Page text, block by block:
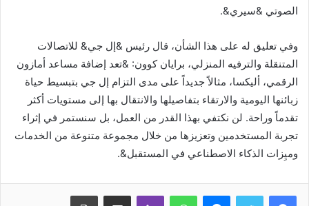
الصوتي &سيري&.
وفي تعليق له على هذا الشأن، قال رئيس &إل جي& للاتصالات
المتنقلة والترفيه المنزلي، برايان كوون: &تعد إضافة مساعد أمازون
الرقمي، أليكسا، مثالاً جديداً على مدى التزام إل جي بتبسيط حياة
زبائنها اليومية والارتقاء بتفاصيلها والانتقال بها إلى مستويات أكثر
تقدماً وراحة. لن نكتفي بهذا القدر من العمل، بل سنستمر في إثراء
تجربة المستخدمين وتعزيزها من خلال مجموعة متنوعة من الخدمات
وميِزات الذكاء الاصطناعي في المستقبل&.
ماسنجر واتساب ڤايبر مشاركة عبر البريد طباعة